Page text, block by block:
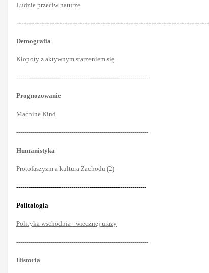
Ludzie przeciw naturze
Demografia
Kłopoty z aktywnym starzeniem się
-----------------------------------------------------------------
Prognozowanie
Machine Kind
-----------------------------------------------------------------
Humanistyka
Protofaszyzm a kultura Zachodu (2)
----------------------------------------------------------------
Politologia
Polityka wschodnia - wiecznej urazy
-----------------------------------------------------------------
Historia